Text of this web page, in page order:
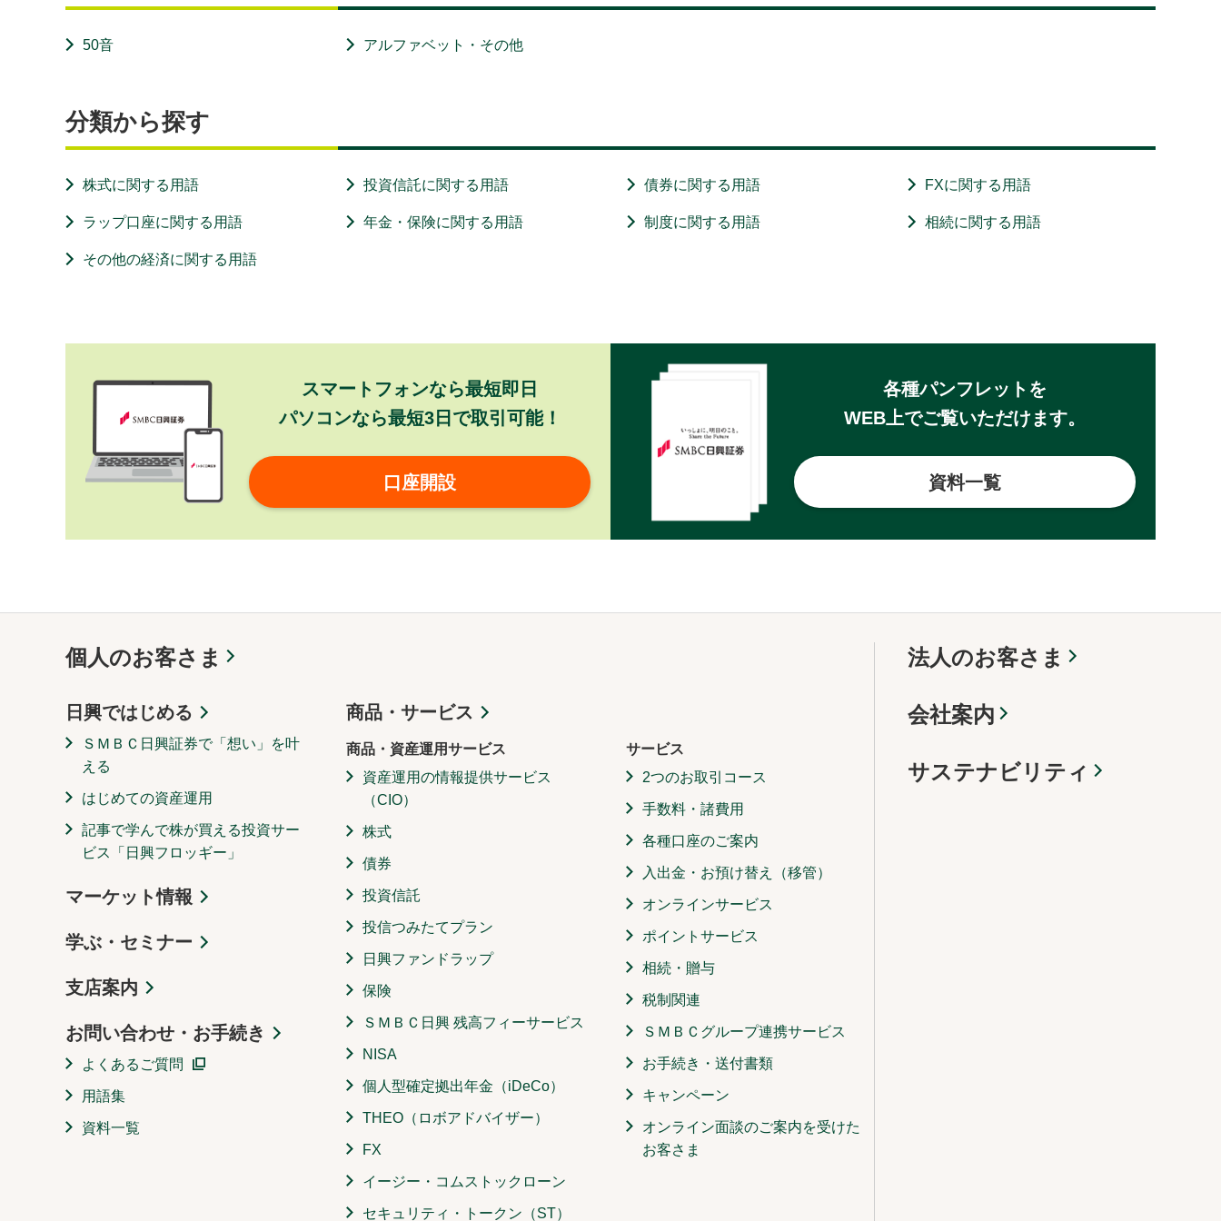
50音 アルファベット・その他
分類から探す
株式に関する用語 投資信託に関する用語 債券に関する用語 FXに関する用語
ラップ口座に関する用語 年金・保険に関する用語 制度に関する用語 相続に関する用語
その他の経済に関する用語
スマートフォンなら最短即日
パソコンなら最短3日で取引可能！
口座開設
各種パンフレットを
WEB上でご覧いただけます。
資料一覧
個人のお客さま
日興ではじめる
ＳＭＢＣ日興証券で「想い」を叶
える
はじめての資産運用
記事で学んで株が買える投資サー
ビス「日興フロッギー」
マーケット情報
学ぶ・セミナー
支店案内
お問い合わせ・お手続き
よくあるご質問
用語集
資料一覧
商品・サービス
商品・資産運用サービス
資産運用の情報提供サービス
（CIO）
株式
債券
投資信託
投信つみたてプラン
日興ファンドラップ
保険
ＳＭＢＣ日興 残高フィーサービス
NISA
個人型確定拠出年金（iDeCo）
THEO（ロボアドバイザー）
FX
イージー・コムストックローン
セキュリティ・トークン（ST）
サービス
2つのお取引コース
手数料・諸費用
各種口座のご案内
入出金・お預け替え（移管）
オンラインサービス
ポイントサービス
相続・贈与
税制関連
ＳＭＢＣグループ連携サービス
お手続き・送付書類
キャンペーン
オンライン面談のご案内を受けた
お客さま
法人のお客さま
会社案内
サステナビリティ